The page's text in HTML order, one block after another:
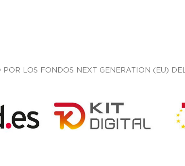
LOS FONDOS NEXT GENERATION (EU)